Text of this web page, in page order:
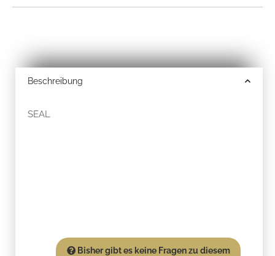
Beschreibung
SEAL
Bisher gibt es keine Fragen zu diesem